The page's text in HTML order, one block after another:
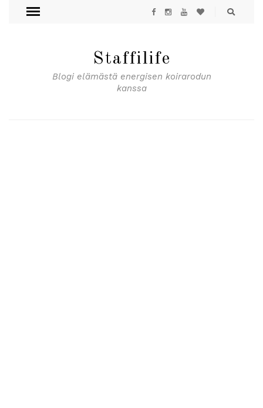
Staffilife
Blogi elämästä energisen koirarodun
kanssa